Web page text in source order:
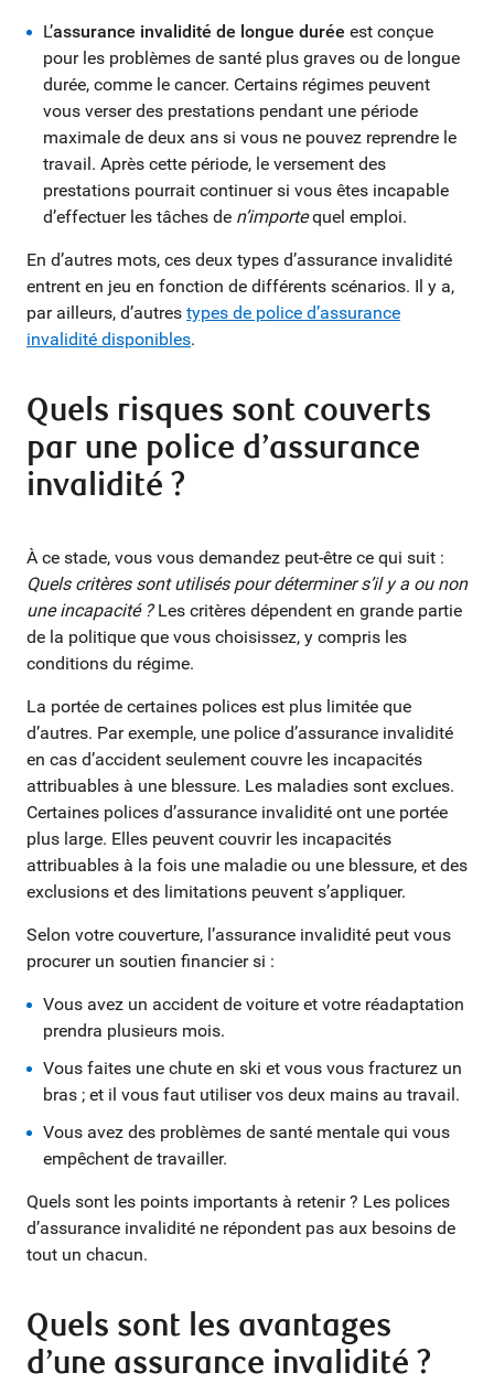
L’assurance invalidité de longue durée est conçue
pour les problèmes de santé plus graves ou de longue
durée, comme le cancer. Certains régimes peuvent
vous verser des prestations pendant une période
maximale de deux ans si vous ne pouvez reprendre le
travail. Après cette période, le versement des
prestations pourrait continuer si vous êtes incapable
d’effectuer les tâches de n’importequel emploi.
En d’autres mots, ces deux types d’assurance invalidité
entrent en jeu en fonction de différents scénarios. Il y a,
par ailleurs, d’autres types de police d’assurance
invalidité disponibles.
Quels risques sont couverts
par une police d’assurance
invalidité ?
À ce stade, vous vous demandez peut-être ce qui suit :
Quels critères sont utilisés pour déterminer s’il y a ou non
une incapacité ?Les critères dépendent en grande partie
de la politique que vous choisissez, y compris les
conditions du régime.
La portée de certaines polices est plus limitée que
d’autres. Par exemple, une police d’assurance invalidité
en cas d’accident seulement couvre les incapacités
attribuables à une blessure. Les maladies sont exclues.
Certaines polices d’assurance invalidité ont une portée
plus large. Elles peuvent couvrir les incapacités
attribuables à la fois une maladie ou une blessure, et des
exclusions et des limitations peuvent s’appliquer.
Selon votre couverture, l’assurance invalidité peut vous
procurer un soutien financier si :
Vous avez un accident de voiture et votre réadaptation
prendra plusieurs mois.
Vous faites une chute en ski et vous vous fracturez un
bras ; et il vous faut utiliser vos deux mains au travail.
Vous avez des problèmes de santé mentale qui vous
empêchent de travailler.
Quels sont les points importants à retenir ? Les polices
d’assurance invalidité ne répondent pas aux besoins de
tout un chacun.
Quels sont les avantages
d’une assurance invalidité ?